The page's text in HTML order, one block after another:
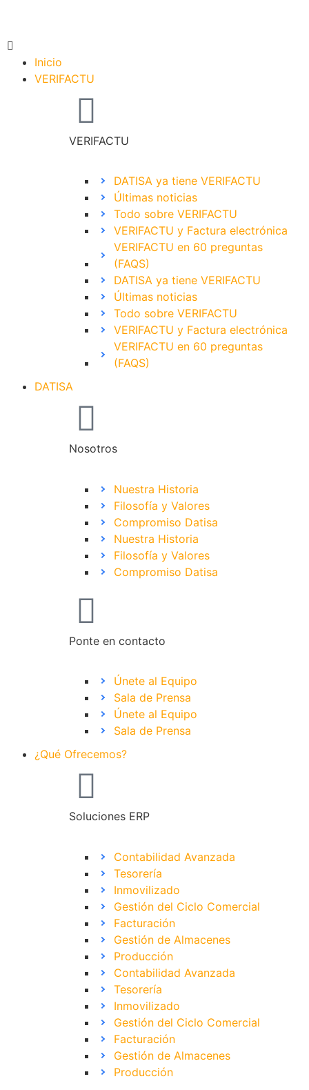
Inicio
VERIFACTU
VERIFACTU
DATISA ya tiene VERIFACTU
Últimas noticias
Todo sobre VERIFACTU
VERIFACTU y Factura electrónica
VERIFACTU en 60 preguntas
(FAQS)
DATISA ya tiene VERIFACTU
Últimas noticias
Todo sobre VERIFACTU
VERIFACTU y Factura electrónica
VERIFACTU en 60 preguntas
(FAQS)
DATISA
Nosotros
Nuestra Historia
Filosofía y Valores
Compromiso Datisa
Nuestra Historia
Filosofía y Valores
Compromiso Datisa
Ponte en contacto
Únete al Equipo
Sala de Prensa
Únete al Equipo
Sala de Prensa
¿Qué Ofrecemos?
Soluciones ERP
Contabilidad Avanzada
Tesorería
Inmovilizado
Gestión del Ciclo Comercial
Facturación
Gestión de Almacenes
Producción
Contabilidad Avanzada
Tesorería
Inmovilizado
Gestión del Ciclo Comercial
Facturación
Gestión de Almacenes
Producción